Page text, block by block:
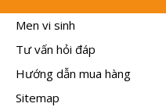
Men vi sinh
Tư vấn hỏi đáp
Hướng dẫn mua hàng
Sitemap